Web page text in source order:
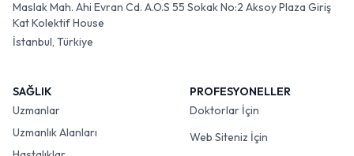
Maslak Mah. Ahi Evran Cd. A.O.S 55 Sokak No:2 Aksoy Plaza Giriş
Kat Kolektif House
İstanbul, Türkiye
SAĞLIK
Uzmanlar
Uzmanlık Alanları
PROFESYONELLER
Doktorlar İçin
Web Siteniz İçin